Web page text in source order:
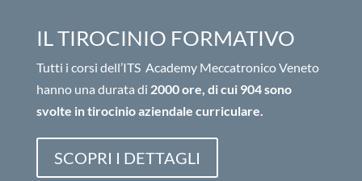
IL TIROCINIO FORMATIVO
Tutti i corsi dell’ITS Academy Meccatronico Veneto
hanno una durata di 2000 ore, di cui 904 sono
svolte in tirocinio aziendale curriculare.
SCOPRI I DETTAGLI